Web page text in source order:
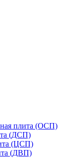
плита (ОСП)
(ДСП)
(ЦСП)
(ДВП)